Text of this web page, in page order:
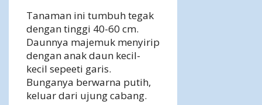
Tanaman ini tumbuh tegak
dengan tinggi 40-60 cm.
Daunnya majemuk menyirip
dengan anak daun kecil-
kecil sepeeti garis.
Bunganya berwarna putih,
keluar dari ujung cabang.